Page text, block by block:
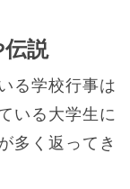
説
る学校行事は
いる大学生に
多く返ってき